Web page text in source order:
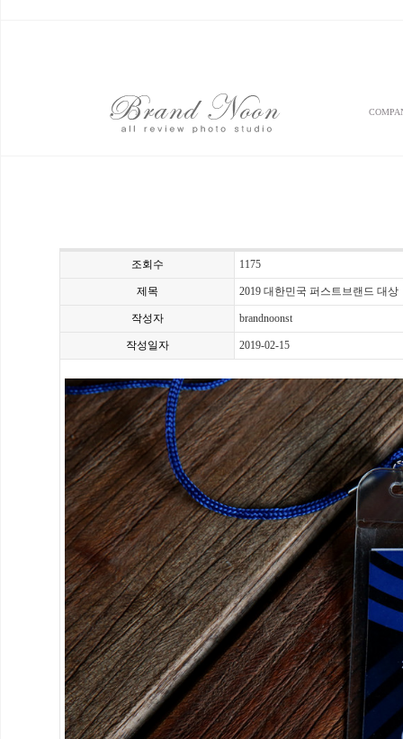
조회수 1175
제목 2019 대한민국 퍼스트브랜드 대상
작성자 brandnoonst
작성일자 2019-02-15